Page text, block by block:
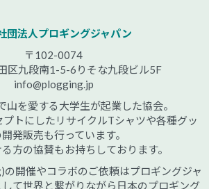
団法人プロギングジャパン
〒102-0074
区九段南1-5-6りそな九段ビル5F
info@plogging.jp
山を愛する大学生が起業した協会。
プトにしたリサイクルTシャツや各種グッ
発販売も行っています。
方の協賛もお持ちしております。
開催やコラボのご依頼はプロギングジャ
て世界と繋がりながら日本のプロギング